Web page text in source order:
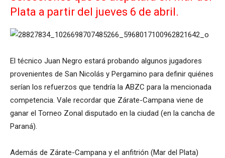
Plata a partir del jueves 6 de abril.
El técnico Juan Negro estará probando algunos jugadores
provenientes de San Nicolás y Pergamino para definir quiénes
serían los refuerzos que tendría la ABZC para la mencionada
competencia. Vale recordar que Zárate-Campana viene de
ganar el Torneo Zonal disputado en la ciudad (en la cancha de
Paraná).
Además de Zárate-Campana y el anfitrión (Mar del Plata)